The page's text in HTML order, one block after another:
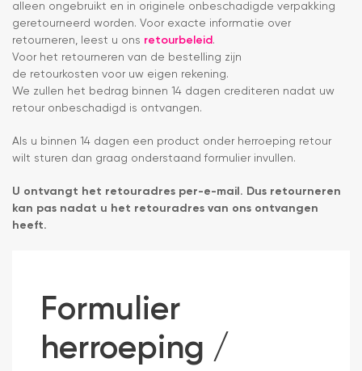
alleen ongebruikt en in originele onbeschadigde verpakking
geretourneerd worden. Voor exacte informatie over
retourneren, leest u ons retourbeleid .
Voor het retourneren van de bestelling zijn
de retourkosten voor uw eigen rekening.
We zullen het bedrag binnen 14 dagen crediteren nadat uw
retour onbeschadigd is ontvangen.
Als u binnen 14 dagen een product onder herroeping retour
wilt sturen dan graag onderstaand formulier invullen.
U ontvangt het retouradres per-e-mail. Dus retourneren
kan pas nadat u het retouradres van ons ontvangen
heeft.
Formulier
herroeping /